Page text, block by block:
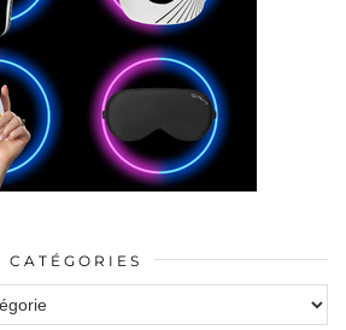
CATÉGORIES